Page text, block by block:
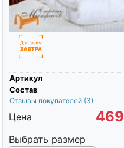
Артикул
Состав
Отзывы покупателей (3)
Цена
Выбрать размер